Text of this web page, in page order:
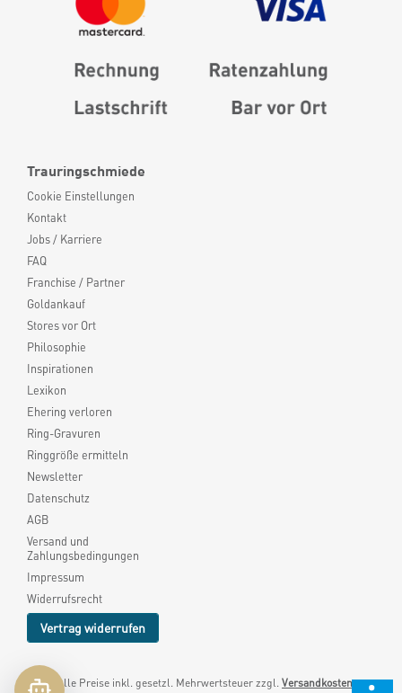
Trauringschmiede
Cookie Einstellungen
Kontakt
Jobs / Karriere
FAQ
Franchise / Partner
Goldankauf
Stores vor Ort
Philosophie
Inspirationen
Lexikon
Ehering verloren
Ring-Gravuren
Ringgröße ermitteln
Newsletter
Datenschutz
AGB
Versand und
Zahlungsbedingungen
Impressum
Widerrufsrecht
Vertrag widerrufen
* Alle Preise inkl. gesetzl. Mehrwertsteuer zzgl. Versandkosten